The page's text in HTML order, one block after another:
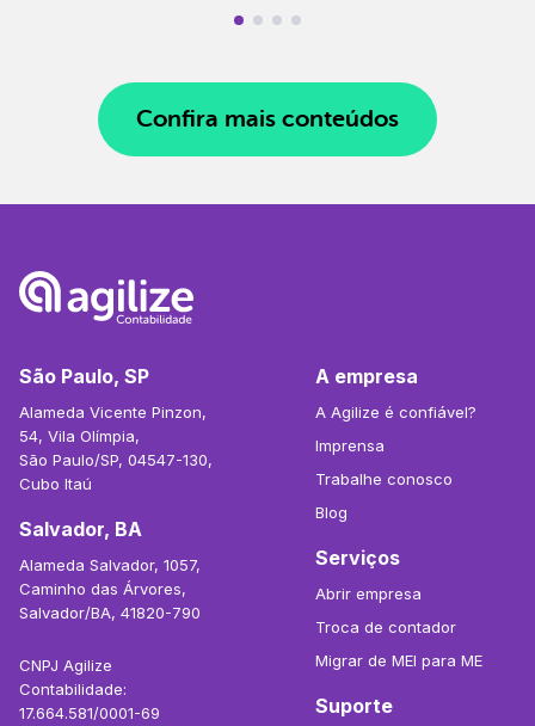
Confira mais conteúdos
São Paulo, SP
Alameda Vicente Pinzon,
54, Vila Olímpia,
São Paulo/SP, 04547-130,
Cubo Itaú
Salvador, BA
Alameda Salvador, 1057,
Caminho das Árvores,
Salvador/BA, 41820-790
CNPJ Agilize
Contabilidade:
17.664.581/0001-69
A empresa
A Agilize é confiável?
Imprensa
Trabalhe conosco
Blog
Serviços
Abrir empresa
Troca de contador
Migrar de MEI para ME
Suporte